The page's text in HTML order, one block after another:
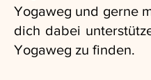
Yogaweg und gerne
dich dabei
Yogaweg zu finden.